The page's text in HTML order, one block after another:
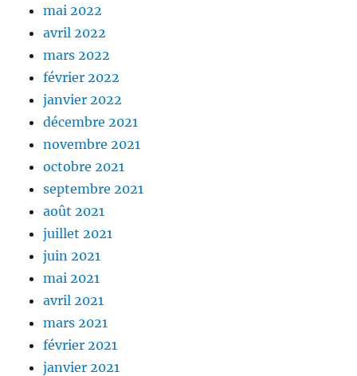
mai 2022
avril 2022
mars 2022
février 2022
janvier 2022
décembre 2021
novembre 2021
octobre 2021
septembre 2021
août 2021
juillet 2021
juin 2021
mai 2021
avril 2021
mars 2021
février 2021
janvier 2021